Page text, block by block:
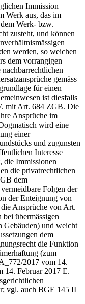
Immission
Werk aus, das im
Werk- bzw.
zusteht, und können
werden, so weichen
dem vorrangigen
nachbarrechtlichen
gemäss
für einen
ist diesfalls
mit Art. 684 ZGB. Die
Ansprüche im
wird eine
einer
und zugunsten
Interesse
die Immissionen
die privatrechtlichen
dem
Folgen der
der Enteignung von
Ansprüche von Art.
übermässigen
Gebäuden) und weicht
dem
die Funktion
(zum
2017 vom 14.
14. Februar 2017 E.
vgl. auch BGE 145 II